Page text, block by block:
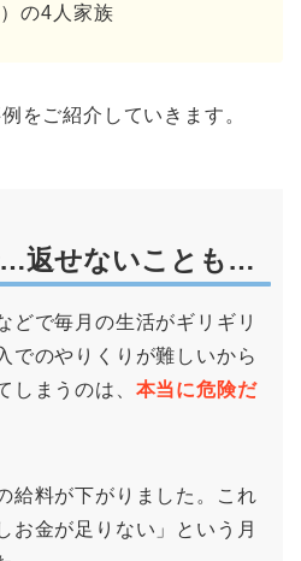
の4人家族
をご紹介していきます。
返せないことも…
どで毎月の生活がギリギリ
でのやりくりが難しいから
しまうのは、 本当に危険だ
給料が下がりました。これ
お金が足りない」という月